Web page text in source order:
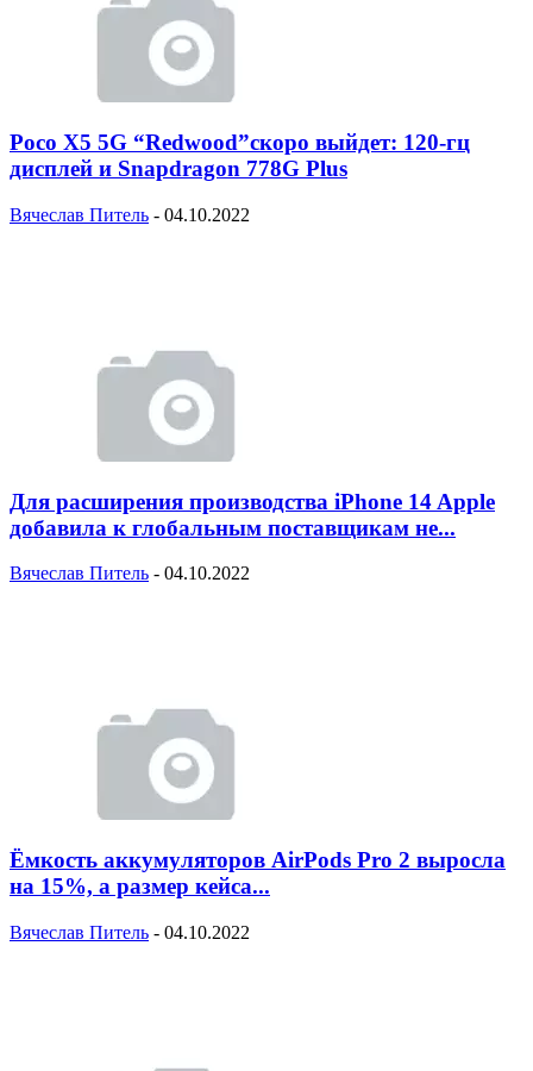
Poco X5 5G “Redwood”скоро выйдет: 120-гц
дисплей и Snapdragon 778G Plus
Вячеслав Питель - 04.10.2022
Для расширения производства iPhone 14 Apple
добавила к глобальным поставщикам не...
Вячеслав Питель - 04.10.2022
Ёмкость аккумуляторов AirPods Pro 2 выросла
на 15%, а размер кейса...
Вячеслав Питель - 04.10.2022